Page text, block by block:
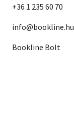
+36 1 235 60 70
info@bookline.hu
Bookline Bolt